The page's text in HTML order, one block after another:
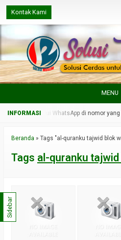
Kontak Kami
MENU
kami melalui WhatsApp di nomor yang
Beranda » Tags "al-quranku tajwid blok
Tags al-quranku
Sidebar